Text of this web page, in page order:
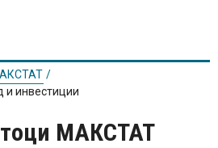
/
и инвестиции
МАКСТАТ